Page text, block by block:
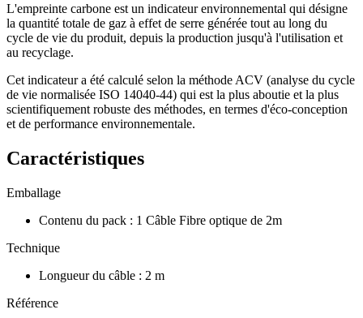
L'empreinte carbone est un indicateur environnemental qui désigne
la quantité totale de gaz à effet de serre générée tout au long du
cycle de vie du produit, depuis la production jusqu'à l'utilisation et
au recyclage.
Cet indicateur a été calculé selon la méthode ACV (analyse du cycle
de vie normalisée ISO 14040-44) qui est la plus aboutie et la plus
scientifiquement robuste des méthodes, en termes d'éco-conception
et de performance environnementale.
Caractéristiques
Emballage
Contenu du pack : 1 Câble Fibre optique de 2m
Technique
Longueur du câble : 2 m
Référence